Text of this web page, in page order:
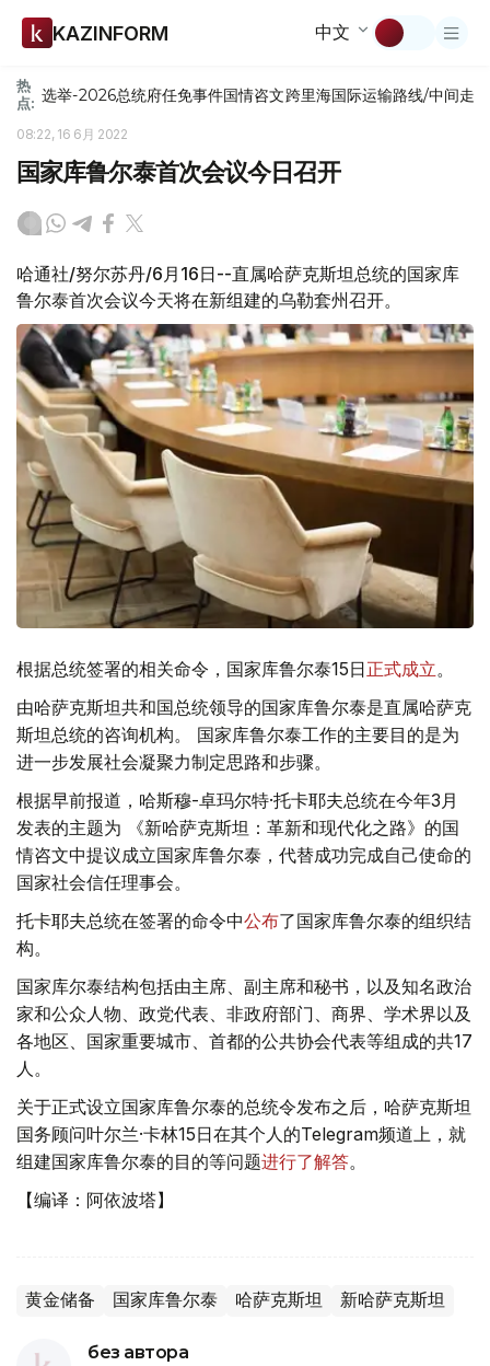
KAZINFORM 中文
热
点: 选举-2026总统府任免事件国情咨文跨里海国际运输路线/中间走廊
08:22, 16 6月 2022
国家库鲁尔泰首次会议今日召开
哈通社/努尔苏丹/6月16日--直属哈萨克斯坦总统的国家库
鲁尔泰首次会议今天将在新组建的乌勒套州召开。
根据总统签署的相关命令，国家库鲁尔泰15日正式成立。
由哈萨克斯坦共和国总统领导的国家库鲁尔泰是直属哈萨克
斯坦总统的咨询机构。 国家库鲁尔泰工作的主要目的是为
进一步发展社会凝聚力制定思路和步骤。
根据早前报道，哈斯穆-卓玛尔特·托卡耶夫总统在今年3月
发表的主题为 《新哈萨克斯坦：革新和现代化之路》的国
情咨文中提议成立国家库鲁尔泰，代替成功完成自己使命的
国家社会信任理事会。
托卡耶夫总统在签署的命令中公布了国家库鲁尔泰的组织结
构。
国家库尔泰结构包括由主席、副主席和秘书，以及知名政治
家和公众人物、政党代表、非政府部门、商界、学术界以及
各地区、国家重要城市、首都的公共协会代表等组成的共17
人。
关于正式设立国家库鲁尔泰的总统令发布之后，哈萨克斯坦
国务顾问叶尔兰·卡林15日在其个人的Telegram频道上，就
组建国家库鲁尔泰的目的等问题进行了解答。
【编译：阿依波塔】
黄金储备 国家库鲁尔泰 哈萨克斯坦 新哈萨克斯坦
без автора